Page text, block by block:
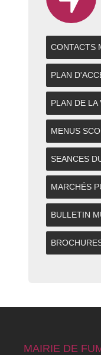
CONTACTS
PLAN
PLAN DE LA
MENUS
SEANCES
MARCHÉS
BULLETIN
MAIRIE DE